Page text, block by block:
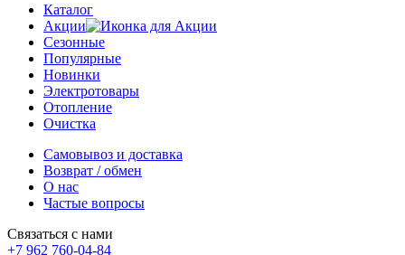
Каталог
Акции
Сезонные
Популярные
Новинки
Электротовары
Отопление
Очистка
Самовывоз и доставка
Возврат / обмен
О нас
Частые вопросы
Связаться с нами
+7 962 760-04-84